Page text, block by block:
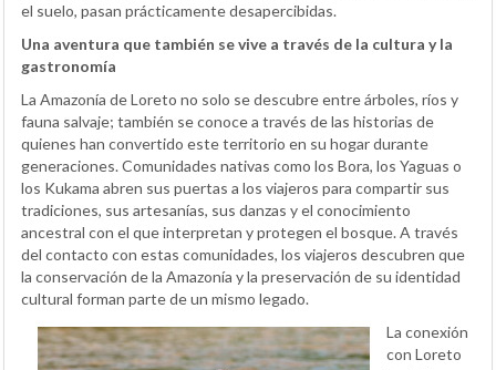
el suelo, pasan prácticamente desapercibidas.
Una aventura que también se vive a través de la cultura y la
gastronomía
La Amazonía de Loreto no solo se descubre entre árboles, ríos y
fauna salvaje; también se conoce a través de las historias de
quienes han convertido este territorio en su hogar durante
generaciones. Comunidades nativas como los Bora, los Yaguas o
los Kukama abren sus puertas a los viajeros para compartir sus
tradiciones, sus artesanías, sus danzas y el conocimiento
ancestral con el que interpretan y protegen el bosque. A través
del contacto con estas comunidades, los viajeros descubren que
la conservación de la Amazonía y la preservación de su identidad
cultural forman parte de un mismo legado.
La conexión
con Loreto